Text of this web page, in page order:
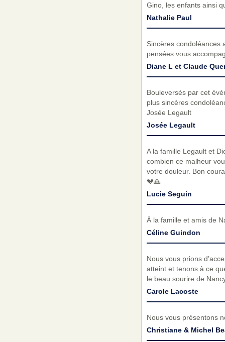
Gino, les enfants ainsi
Nathalie Paul
Sincères condoléances
pensées vous
Diane L et Claude
Bouleversés par cet
plus sincères
Josée Legault
Josée Legault
A la famille Legault et
combien ce malheur
votre douleur. Bon
💔🙏
Lucie Seguin
À la famille et amis de
Céline Guindon
Nous vous prions
atteint et tenons à ce
le beau sourire de
Carole Lacoste
Nous vous présentons
Christiane & Michel